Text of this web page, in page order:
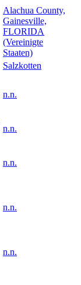
Alachua County,
Gainesville,
FLORIDA
(Vereinigte
Staaten)
Salzkotten
n.n.
n.n.
n.n.
n.n.
n.n.